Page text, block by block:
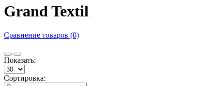
Grand Textil
Сравнение товаров (0)
Показать:
Сортировка: